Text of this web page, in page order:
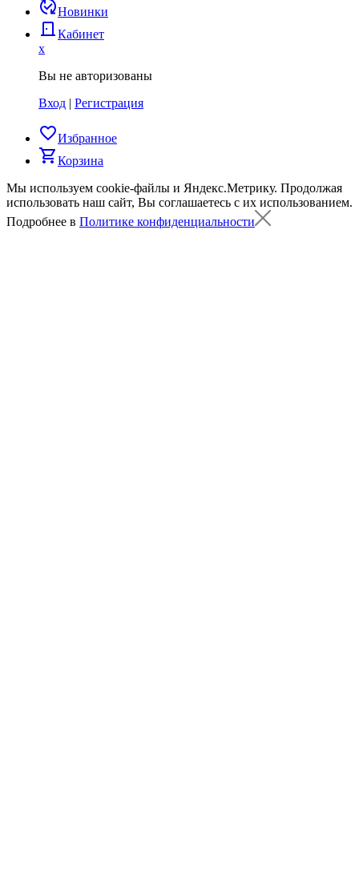
published_with_changesНовинки
door_back Кабинет
x
Вы не авторизованы
Вход | Регистрация
favorite_borderИзбранное
shopping_cartКорзина
Мы используем cookie-файлы и Яндекс.Метрику. Продолжая
использовать наш сайт, Вы соглашаетесь с их использованием.
Подробнее в Политике конфиденциальности